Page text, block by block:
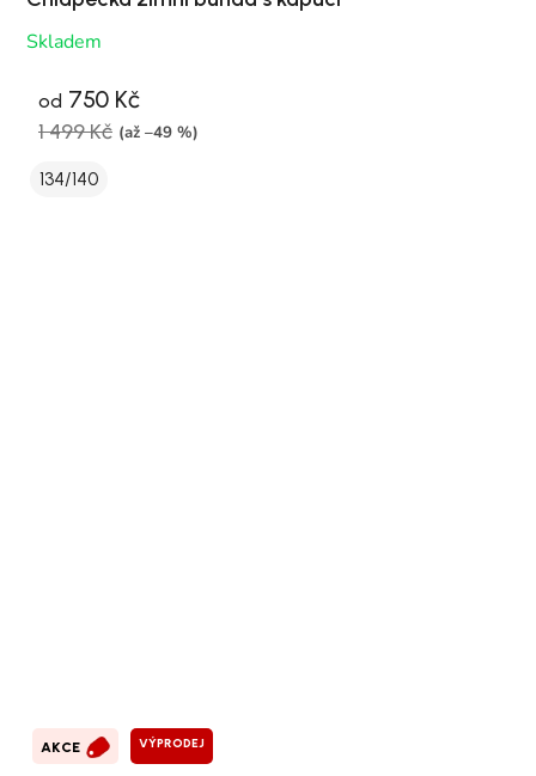
Skladem
od 750 Kč
1 499 Kč (až –49 %)
134/140
AKCE VÝPRODEJ